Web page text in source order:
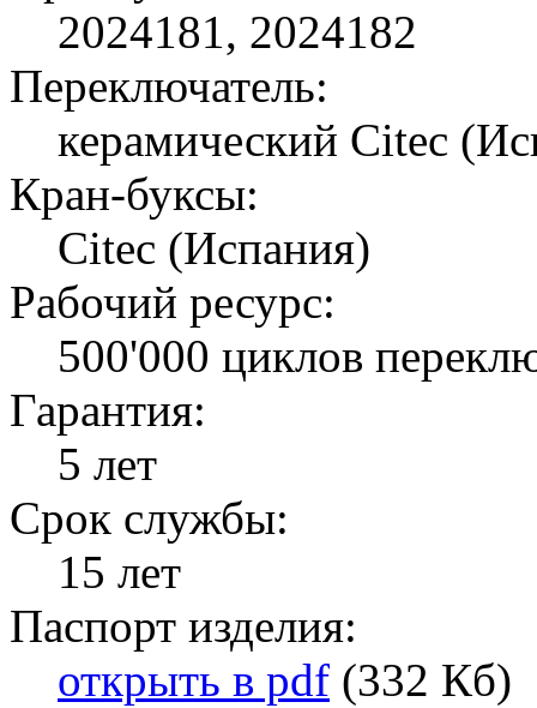
2024181, 2024182
Переключатель:
керамический Citec
Кран-буксы:
Citec (Испания)
Рабочий ресурс:
500'000 циклов
Гарантия:
5 лет
Срок службы:
15 лет
Паспорт изделия:
открыть в pdf (332 Кб)